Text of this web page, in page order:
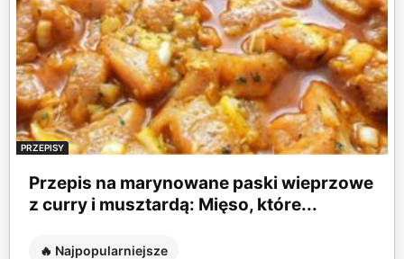
PRZEPISY
Przepis na marynowane paski wieprzowe
z curry i musztardą: Mięso, które...
🔥 Najpopularniejsze